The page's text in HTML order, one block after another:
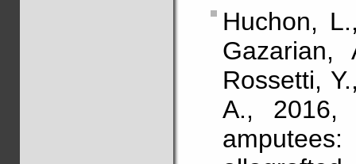
Huchon,
Gazarian,
Rossetti,
A., 2016,